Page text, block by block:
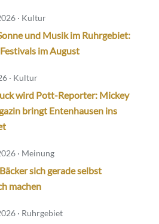
· Kultur
und Musik im Ruhrgebiet:
im August
· Kultur
wird Pott-Reporter: Mickey
bringt Entenhausen ins
· Meinung
sich gerade selbst
machen
· Ruhrgebiet